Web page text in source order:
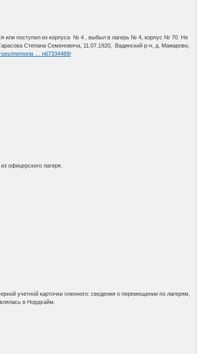
или поступил из корпуса № 4 , выбыл в лагерь № 4, корпус № 70. Не
Степана Семеновича, 11.07.1920, Вадинский р-н, д. Мажарово,
memoria … n67334489/
офицерского лагеря.
учетной карточки пленного: сведения о перемещении по лагерям,
в Нордхайм.